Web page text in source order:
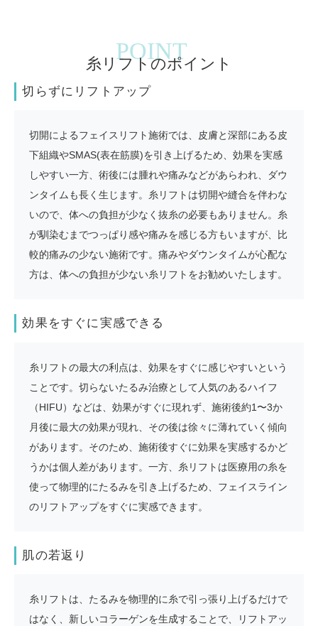
糸リフトのポイント
切らずにリフトアップ
切開によるフェイスリフト施術では、皮膚と深部にある皮
下組織やSMAS(表在筋膜)を引き上げるため、効果を実感
しやすい一方、術後には腫れや痛みなどがあらわれ、ダウ
ンタイムも長く生じます。糸リフトは切開や縫合を伴わな
いので、体への負担が少なく抜糸の必要もありません。糸
が馴染むまでつっぱり感や痛みを感じる方もいますが、比
較的痛みの少ない施術です。痛みやダウンタイムが心配な
方は、体への負担が少ない糸リフトをお勧めいたします。
効果をすぐに実感できる
糸リフトの最大の利点は、効果をすぐに感じやすいという
ことです。切らないたるみ治療として人気のあるハイフ
（HIFU）などは、効果がすぐに現れず、施術後約1〜3か
月後に最大の効果が現れ、その後は徐々に薄れていく傾向
があります。そのため、施術後すぐに効果を実感するかど
うかは個人差があります。一方、糸リフトは医療用の糸を
使って物理的にたるみを引き上げるため、フェイスライン
のリフトアップをすぐに実感できます。
肌の若返り
糸リフトは、たるみを物理的に糸で引っ張り上げるだけで
はなく、新しいコラーゲンを生成することで、リフトアッ